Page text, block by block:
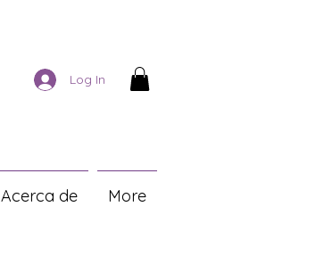
Log In
Acerca de More